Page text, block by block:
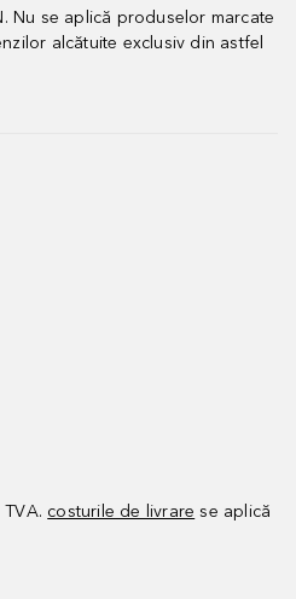
Nu se aplică produselor marcate
alcătuite exclusiv din astfel
costurile de livrare se aplică